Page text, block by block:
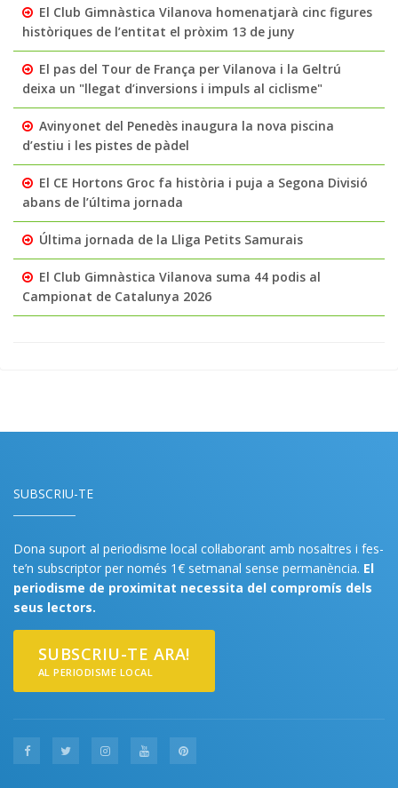
El Club Gimnàstica Vilanova homenatjarà cinc figures
històriques de l’entitat el pròxim 13 de juny
El pas del Tour de França per Vilanova i la Geltrú
deixa un "llegat d’inversions i impuls al ciclisme"
Avinyonet del Penedès inaugura la nova piscina
d’estiu i les pistes de pàdel
El CE Hortons Groc fa història i puja a Segona Divisió
abans de l’última jornada
Última jornada de la Lliga Petits Samurais
El Club Gimnàstica Vilanova suma 44 podis al
Campionat de Catalunya 2026
SUBSCRIU-TE
Dona suport al periodisme local col·laborant amb nosaltres i fes-
te’n subscriptor per només 1€ setmanal sense permanència. El
periodisme de proximitat necessita del compromís dels
seus lectors.
SUBSCRIU-TE ARA!
AL PERIODISME LOCAL